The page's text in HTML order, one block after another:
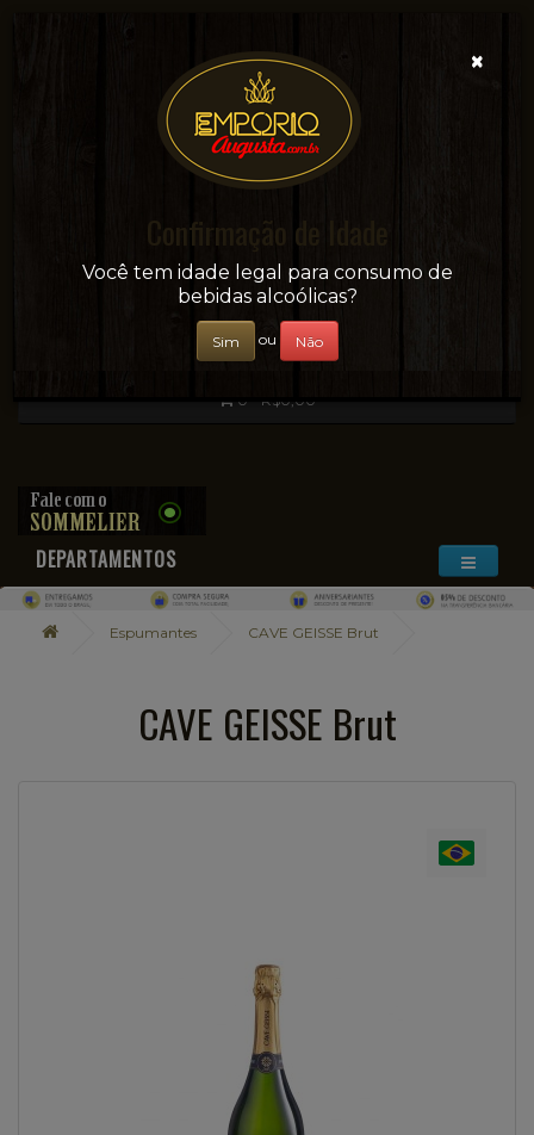
Sua conveniência e adega on-line!
0 - R$0,00
DEPARTAMENTOS
Espumantes CAVE GEISSE Brut
CAVE GEISSE Brut
×
Confirmação de Idade
Você tem idade legal para consumo de
bebidas alcoólicas?
Sim ou Não